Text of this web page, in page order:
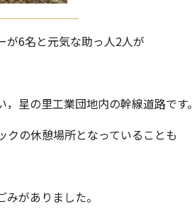
が6名と元気な助っ人2人が
星の里工業団地内の幹線道路です。
の休憩場所となっていることも
がありました。